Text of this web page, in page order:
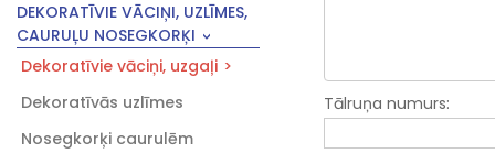
DEKORATĪVIE VĀCIŅI, UZLĪMES,
CAURUĻU NOSEGKORĶI
Dekoratīvie vāciņi, uzgaļi
Dekoratīvās uzlīmes
Nosegkorķi caurulēm
Tālruņa numurs: